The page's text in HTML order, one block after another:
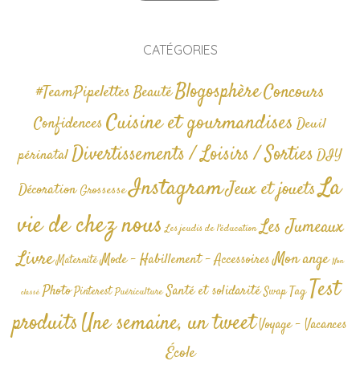
CATÉGORIES
#TeamPipelettesBeautéBlogosphèreConcours
Confidences Cuisine et gourmandises Deuil
périnatalDivertissements / Loisirs / SortiesDIY
Décoration GrossesseInstagramJeux et jouetsLa
vie de chez nous Les jeudis de l'éducation Les Jumeaux
Livre Maternité Mode - Habillement - AccessoiresMon ange Non
classé Photo Pinterest Puériculture Santé et solidarité Swap TagTest
produitsUne semaine, un tweetVoyage - Vacances
École